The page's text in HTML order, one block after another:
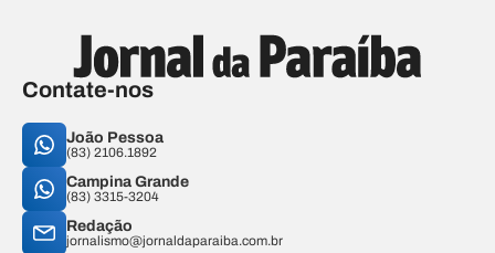
Contate-nos
João Pessoa
(83) 2106.1892
Campina Grande
(83) 3315-3204
Redação
jornalismo@jornaldaparaiba.com.br